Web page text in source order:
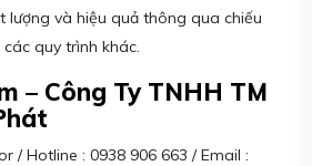
lượng và hiệu quả thông qua chiếu
quy trình khác.
– Công Ty TNHH TM
/ Hotline : 0938 906 663 / Email :